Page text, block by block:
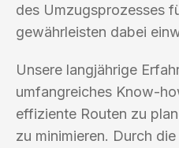
des Umzugsprozesses
gewährleisten dabei
Unsere langjährige
umfangreiches Know-
effiziente Routen zu
zu minimieren. Durch